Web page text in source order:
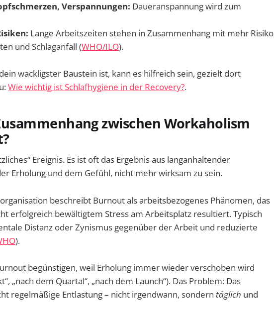
Verspannungen: Daueranspannung wird zum
Lange Arbeitszeiten stehen in Zusammenhang mit mehr Risiko
und Schlaganfall (WHO/ILO).
wackligster Baustein ist, kann es hilfreich sein, gezielt dort
Wie wichtig ist Schlafhygiene in der Recovery?.
zwischen Workaholism
Ereignis. Es ist oft das Ergebnis aus langanhaltender
Erholung und dem Gefühl, nicht mehr wirksam zu sein.
beschreibt Burnout als arbeitsbezogenes Phänomen, das
erfolgreich bewältigtem Stress am Arbeitsplatz resultiert. Typisch
Distanz oder Zynismus gegenüber der Arbeit und reduzierte
).
begünstigen, weil Erholung immer wieder verschoben wird
„nach dem Quartal“, „nach dem Launch“). Das Problem: Das
regelmäßige Entlastung – nicht irgendwann, sondern täglich und